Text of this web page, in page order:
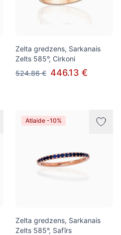
Zelta gredzens, Sarkanais
Zelts 585°, Cirkoni
524.86 € 446.13 €
Atlaide -10%
Zelta gredzens, Sarkanais
Zelts 585°, Safīrs